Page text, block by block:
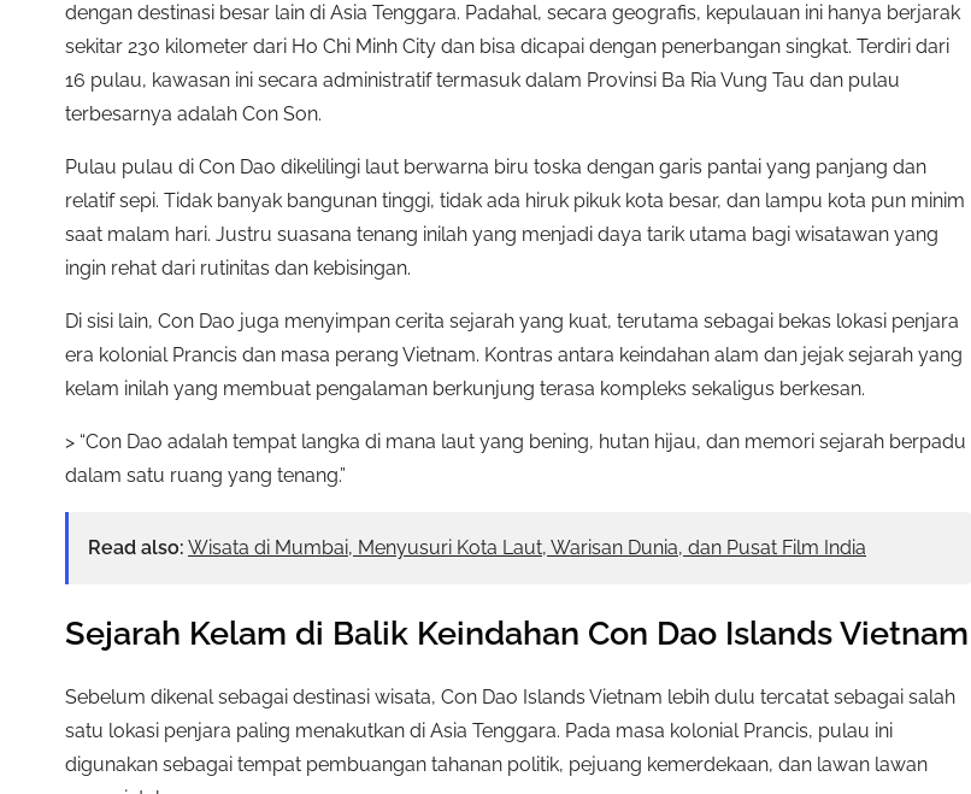
dengan destinasi besar lain di Asia Tenggara. Padahal, secara geografis, kepulauan ini hanya berjarak
sekitar 230 kilometer dari Ho Chi Minh City dan bisa dicapai dengan penerbangan singkat. Terdiri dari
16 pulau, kawasan ini secara administratif termasuk dalam Provinsi Ba Ria Vung Tau dan pulau
terbesarnya adalah Con Son.
Pulau pulau di Con Dao dikelilingi laut berwarna biru toska dengan garis pantai yang panjang dan
relatif sepi. Tidak banyak bangunan tinggi, tidak ada hiruk pikuk kota besar, dan lampu kota pun minim
saat malam hari. Justru suasana tenang inilah yang menjadi daya tarik utama bagi wisatawan yang
ingin rehat dari rutinitas dan kebisingan.
Di sisi lain, Con Dao juga menyimpan cerita sejarah yang kuat, terutama sebagai bekas lokasi penjara
era kolonial Prancis dan masa perang Vietnam. Kontras antara keindahan alam dan jejak sejarah yang
kelam inilah yang membuat pengalaman berkunjung terasa kompleks sekaligus berkesan.
> “Con Dao adalah tempat langka di mana laut yang bening, hutan hijau, dan memori sejarah berpadu
dalam satu ruang yang tenang.”
Read also: Wisata di Mumbai, Menyusuri Kota Laut, Warisan Dunia, dan Pusat Film India
Sejarah Kelam di Balik Keindahan Con Dao Islands Vietnam
Sebelum dikenal sebagai destinasi wisata, Con Dao Islands Vietnam lebih dulu tercatat sebagai salah
satu lokasi penjara paling menakutkan di Asia Tenggara. Pada masa kolonial Prancis, pulau ini
digunakan sebagai tempat pembuangan tahanan politik, pejuang kemerdekaan, dan lawan lawan